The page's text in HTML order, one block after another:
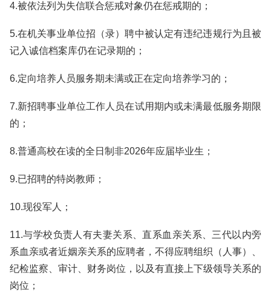
4.被依法列为失信联合惩戒对象仍在惩戒期的；
5.在机关事业单位招（录）聘中被认定有违纪违规行为且被
记入诚信档案库仍在记录期的；
6.定向培养人员服务期未满或正在定向培养学习的；
7.新招聘事业单位工作人员在试用期内或未满最低服务期限
的；
8.普通高校在读的全日制非2026年应届毕业生；
9.已招聘的特岗教师；
10.现役军人；
11.与学校负责人有夫妻关系、直系血亲关系、三代以内旁
系血亲或者近姻亲关系的应聘者，不得应聘组织（人事）、
纪检监察、审计、财务岗位，以及有直接上下级领导关系的
岗位；